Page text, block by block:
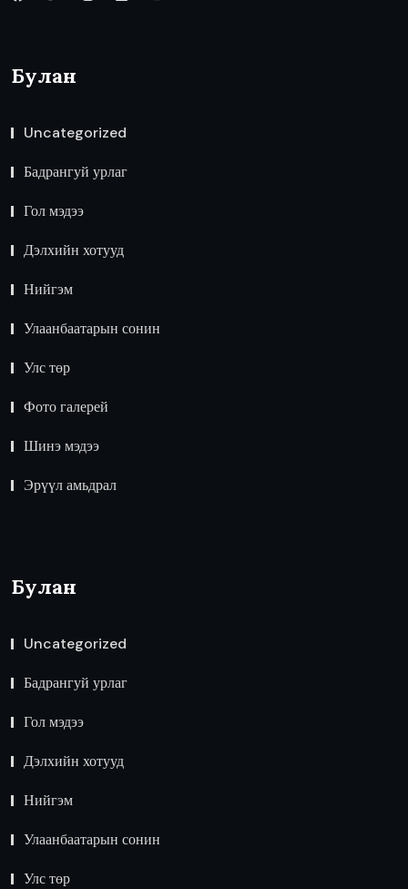
Булан
Uncategorized
Бадрангуй урлаг
Гол мэдээ
Дэлхийн хотууд
Нийгэм
Улаанбаатарын сонин
Улс төр
Фото галерей
Шинэ мэдээ
Эрүүл амьдрал
Булан
Uncategorized
Бадрангуй урлаг
Гол мэдээ
Дэлхийн хотууд
Нийгэм
Улаанбаатарын сонин
Улс төр